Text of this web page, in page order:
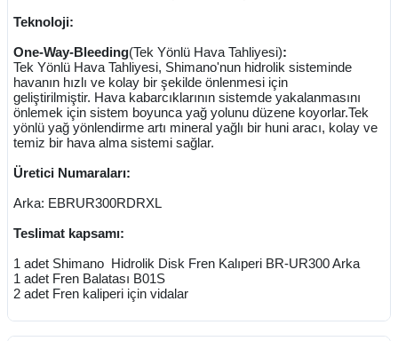
Teknoloji:
One-Way-Bleeding(Tek Yönlü Hava Tahliyesi):
Tek Yönlü Hava Tahliyesi, Shimano'nun hidrolik sisteminde
havanın hızlı ve kolay bir şekilde önlenmesi için
geliştirilmiştir. Hava kabarcıklarının sistemde yakalanmasını
önlemek için sistem boyunca yağ yolunu düzene koyorlar.Tek
yönlü yağ yönlendirme artı mineral yağlı bir huni aracı, kolay ve
temiz bir hava alma sistemi sağlar.
Üretici Numaraları:
Arka: EBRUR300RDRXL
Teslimat kapsamı:
1 adet Shimano Hidrolik Disk Fren Kalıperi BR-UR300 Arka
1 adet Fren Balatası B01S
2 adet Fren kaliperi için vidalar